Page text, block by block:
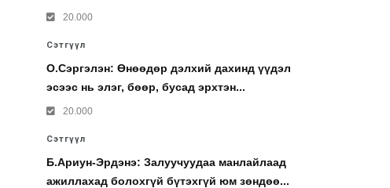
20.000
Сэтгүүл
О.Сэргэлэн: Өнөөдөр дэлхий дахинд үүдэл
эсээс нь элэг, бөөр, бусад эрхтэн...
20.000
Сэтгүүл
Б.Ариун-Эрдэнэ: Залуучуудаа манлайлаад
ажиллахад болохгүй бүтэхгүй юм зөндөө...